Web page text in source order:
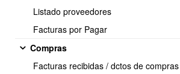
Listado proveedores
Facturas por Pagar
Compras
Facturas recibidas / dctos de compras